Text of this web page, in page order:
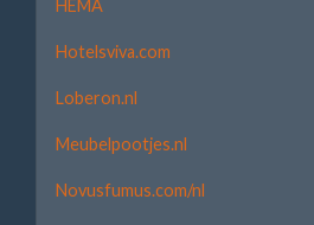
HEMA
Hotelsviva.com
Loberon.nl
Meubelpootjes.nl
Novusfumus.com/nl